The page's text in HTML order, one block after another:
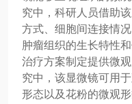
究中，科研人员借助
方式、细胞间连接情
肿瘤组织的生长特性
治疗方案制定提供微
究中，该显微镜可用
形态以及花粉的微观